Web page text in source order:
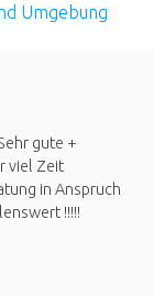
Umgebung
gute +
viel Zeit
in Anspruch
!!!!!